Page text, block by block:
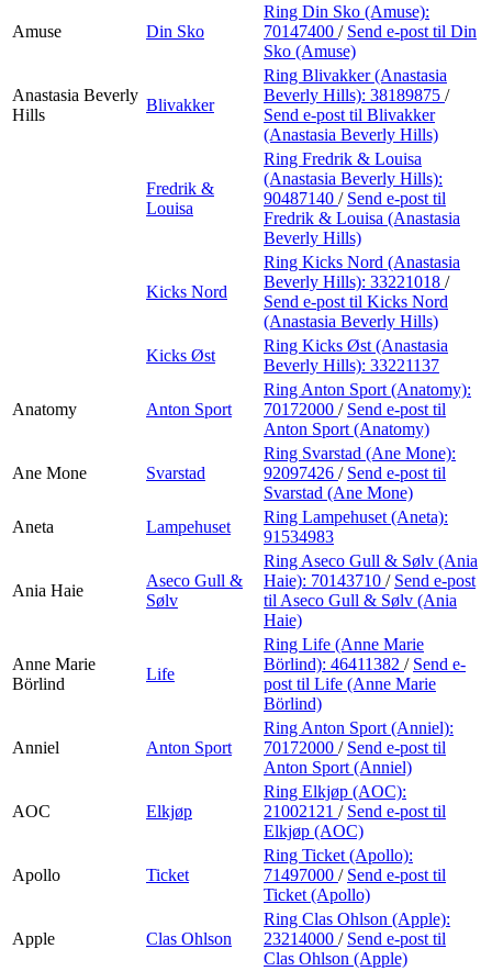
Amuse Din Sko
Ring Din Sko (Amuse):
70147400 / Send e-post til Din
Sko (Amuse)
Anastasia Beverly
Hills
Blivakker
Ring Blivakker (Anastasia
Beverly Hills): 38189875 /
Send e-post til Blivakker
(Anastasia Beverly Hills)
Fredrik &
Louisa
Ring Fredrik & Louisa
(Anastasia Beverly Hills):
90487140 / Send e-post til
Fredrik & Louisa (Anastasia
Beverly Hills)
Kicks Nord
Ring Kicks Nord (Anastasia
Beverly Hills): 33221018 /
Send e-post til Kicks Nord
(Anastasia Beverly Hills)
Kicks Øst
Ring Kicks Øst (Anastasia
Beverly Hills): 33221137
Anatomy Anton Sport
Ring Anton Sport (Anatomy):
70172000 / Send e-post til
Anton Sport (Anatomy)
Ane Mone Svarstad
Ring Svarstad (Ane Mone):
92097426 / Send e-post til
Svarstad (Ane Mone)
Aneta
Lampehuset
Ring Lampehuset (Aneta):
91534983
Ania Haie
Aseco Gull &
Sølv
Ring Aseco Gull & Sølv (Ania
Haie): 70143710 / Send e-post
til Aseco Gull & Sølv (Ania
Haie)
Anne Marie
Börlind
Life
Ring Life (Anne Marie
Börlind): 46411382 / Send e-
post til Life (Anne Marie
Börlind)
Anniel Anton Sport
Ring Anton Sport (Anniel):
70172000 / Send e-post til
Anton Sport (Anniel)
AOC Elkjøp
Ring Elkjøp (AOC):
21002121 / Send e-post til
Elkjøp (AOC)
Apollo Ticket
Ring Ticket (Apollo):
71497000 / Send e-post til
Ticket (Apollo)
Apple Clas Ohlson
Ring Clas Ohlson (Apple):
23214000 / Send e-post til
Clas Ohlson (Apple)